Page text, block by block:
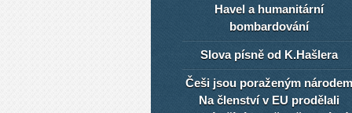
Havel a humanitární
bombardování
Slova písně od K.Hašlera
Češi jsou poraženým národem
Na členství v EU prodělali